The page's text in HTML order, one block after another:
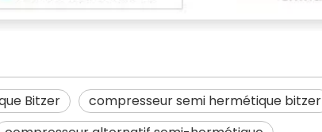
Bitzer
compresseur semi hermétique bitzer